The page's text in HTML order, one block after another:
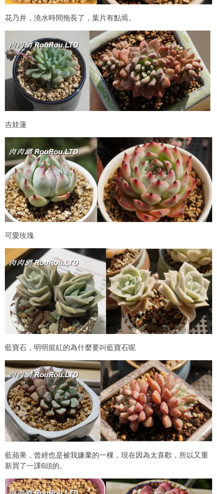
花乃井，澆水時間拖長了，葉片有點焉。
吉娃蓮
可愛玫瑰
藍寶石，明明挺紅的為什麼要叫藍寶石呢
藍蘋果，曾經也是被我嫌棄的一棵，現在因為太喜歡，所以又重
新買了一課6頭的。